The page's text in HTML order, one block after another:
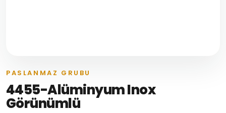
PASLANMAZ GRUBU
4455-Alüminyum Inox
Görünümlü